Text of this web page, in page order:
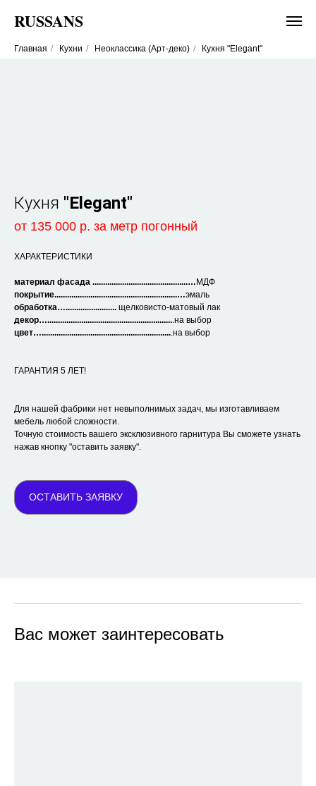
RUSSANS
Главная / Кухни / Неоклассика (Арт-деко) / Кухня "Elegant"
Кухня "Elegant"
от 135 000 р. за метр погонный
ХАРАКТЕРИСТИКИ
материал фасада .............................................… МДФ
покрытие..........................................................…эмаль
обработка…........................ щелковисто-матовый лак
декор…............................................................на выбор
цвет…..............................................................на выбор
ГАРАНТИЯ 5 ЛЕТ!
Для нашей фабрики нет невыполнимых задач, мы изготавливаем
мебель любой сложности.
Точную стоимость вашего эксклюзивного гарнитура Вы сможете узнать
нажав кнопку "оставить заявку".
ОСТАВИТЬ ЗАЯВКУ
Вас может заинтересовать